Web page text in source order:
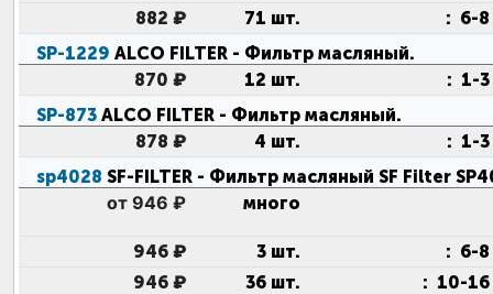
882 ₽
71 шт. : 6-
SP-1229 ALCO FILTER - Фильтр масляный.
870 ₽
12 шт. : 1-
SP-873 ALCO FILTER - Фильтр масляный.
878 ₽
4 шт. : 1-
sp4028 SF-FILTER - Фильтр масляный SF Filter
от 946 ₽ много
946 ₽ 3 шт. : 6-
946 ₽
36 шт. : 10-